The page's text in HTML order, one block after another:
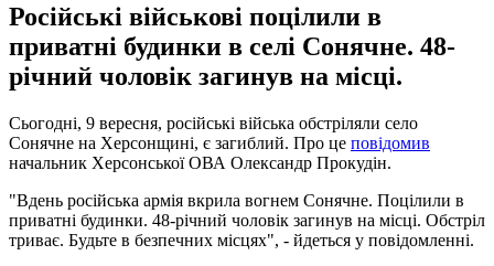
Російські військові поцілили в
приватні будинки в селі Сонячне. 48-
річний чоловік загинув на місці.
Сьогодні, 9 вересня, російські війська обстріляли село
Сонячне на Херсонщині, є загиблий. Про це повідомив
начальник Херсонської ОВА Олександр Прокудін.
"Вдень російська армія вкрила вогнем Сонячне. Поцілили в
приватні будинки. 48-річний чоловік загинув на місці. Обстріл
триває. Будьте в безпечних місцях", - йдеться у повідомленні.